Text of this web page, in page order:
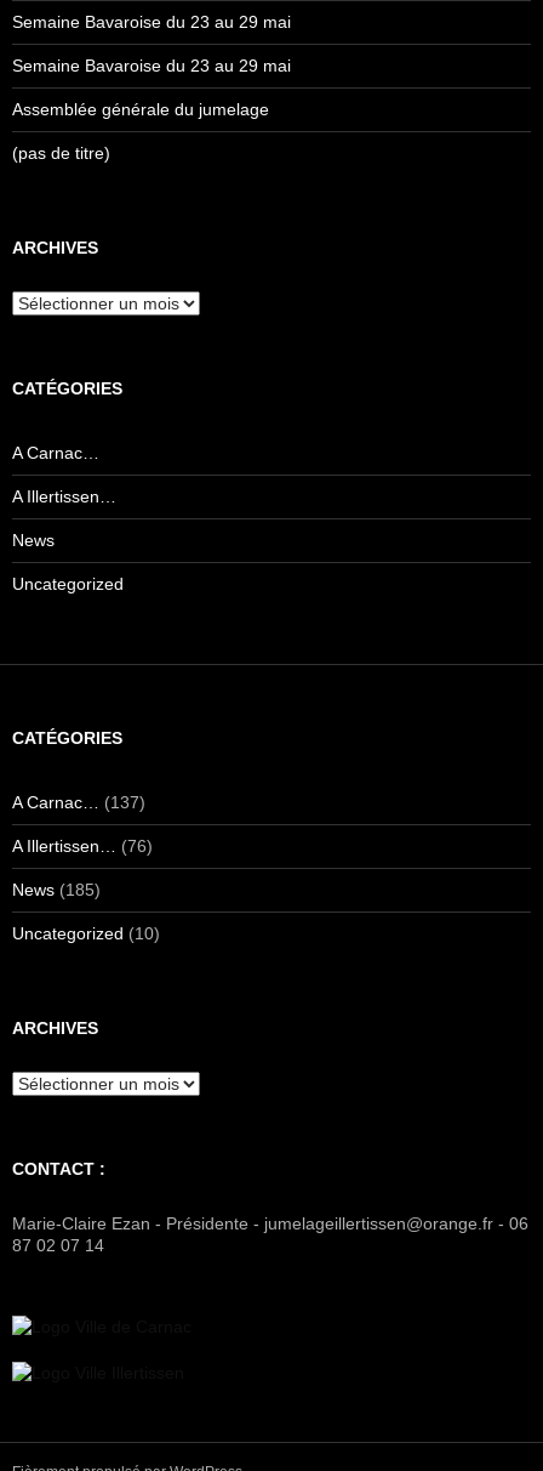
Semaine Bavaroise du 23 au 29 mai
Semaine Bavaroise du 23 au 29 mai
Assemblée générale du jumelage
(pas de titre)
ARCHIVES
Archives
CATÉGORIES
A Carnac…
A Illertissen…
News
Uncategorized
CATÉGORIES
A Carnac… (137)
A Illertissen… (76)
News (185)
Uncategorized (10)
ARCHIVES
Archives
CONTACT :
Marie-Claire Ezan - Présidente - jumelageillertissen@orange.fr - 06
87 02 07 14